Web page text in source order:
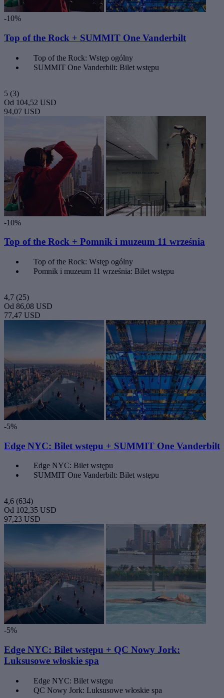
-10%
Top of the Rock + SUMMIT One Vanderbilt
Top of the Rock: Wstęp ogólny
SUMMIT One Vanderbilt: Bilet wstępu
5 (3)
Od 104,52 USD
94,07 USD
-10%
Top of the Rock + Pomnik i muzeum 11 września
Top of the Rock: Wstęp ogólny
Pomnik i muzeum 11 września: Bilet wstępu
4,7 (25)
Od 86,08 USD
77,47 USD
-5%
Edge NYC: Bilet wstępu + SUMMIT One Vanderbilt
Edge NYC: Bilet wstępu
SUMMIT One Vanderbilt: Bilet wstępu
4,6 (634)
Od 102,35 USD
97,23 USD
-5%
Edge NYC: Bilet wstępu + QC Nowy Jork:
Luksusowe włoskie spa
Edge NYC: Bilet wstępu
QC Nowy Jork: Luksusowe włoskie spa